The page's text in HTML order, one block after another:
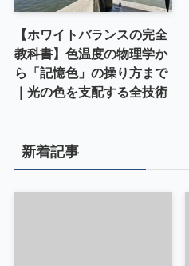
【ホワイトバランスの完全
教科書】色温度の物理学か
ら「記憶色」の操り方まで
｜光の色を支配する全技術
新着記事